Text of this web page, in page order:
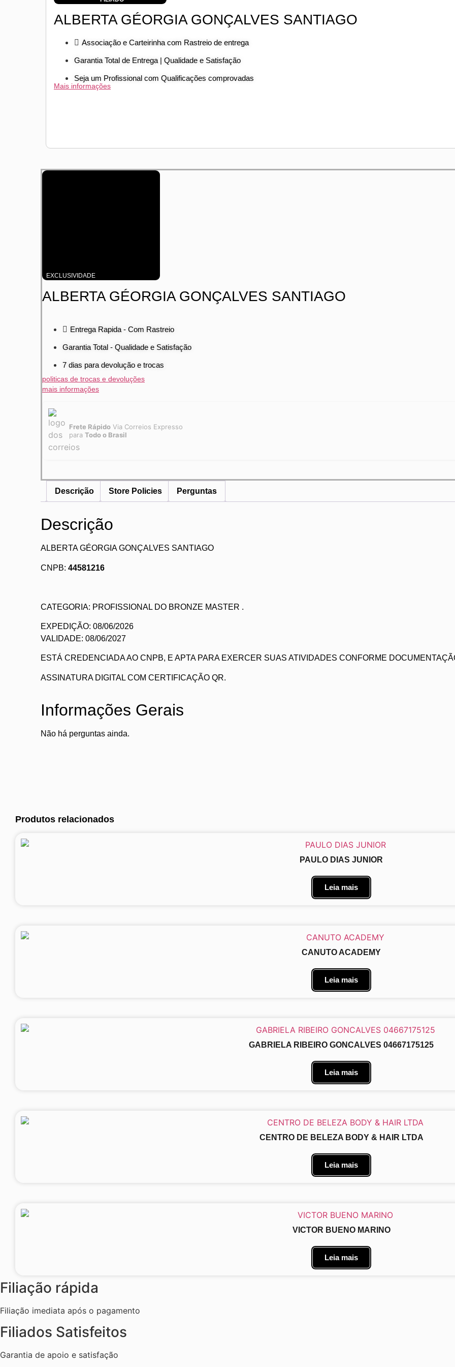
ALBERTA GÉORGIA GONÇALVES SANTIAGO
Associação e Carteirinha com Rastreio de entrega
Garantia Total de Entrega | Qualidade e Satisfação
Seja um Profissional com Qualificações comprovadas
Mais informações
EXCLUSIVIDADE
ALBERTA GÉORGIA GONÇALVES SANTIAGO
Entrega Rapida - Com Rastreio
Garantia Total - Qualidade e Satisfação
7 dias para devolução e trocas
politicas de trocas e devoluções
mais informações
Frete Rápido Via Correios Expresso
para Todo o Brasil
Descrição Store Policies Perguntas
Descrição
ALBERTA GÉORGIA GONÇALVES SANTIAGO
CNPB: 44581216
CATEGORIA: PROFISSIONAL DO BRONZE MASTER .
EXPEDIÇÃO: 08/06/2026
VALIDADE: 08/06/2027
ESTÁ CREDENCIADA AO CNPB, E APTA PARA EXERCER SUAS ATIVIDADES CONFORME
ASSINATURA DIGITAL COM CERTIFICAÇÃO QR.
Informações Gerais
Não há perguntas ainda.
Produtos relacionados
PAULO DIAS JUNIOR
Leia mais
CANUTO ACADEMY
Leia mais
GABRIELA RIBEIRO GONCALVES 04667175125
Leia mais
CENTRO DE BELEZA BODY & HAIR LTDA
Leia mais
VICTOR BUENO MARINO
Leia mais
Filiação rápida
Filiação imediata após o pagamento
Filiados Satisfeitos
Garantia de apoio e satisfação